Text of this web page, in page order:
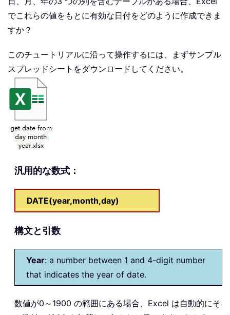
でこれらの値をもとに有効な日付をどのように作成できま
すか？
このチュートリアルに沿って操作するには、まずサンプル
スプレッドシートをダウンロードしてください。
汎用的な数式：
DATE(year,month,day)
構文と引数
Year: a number between 1 and 4-digit number
that indicates the year of date.
数値が0～1900 の範囲にある場合、Excel は自動的にそ